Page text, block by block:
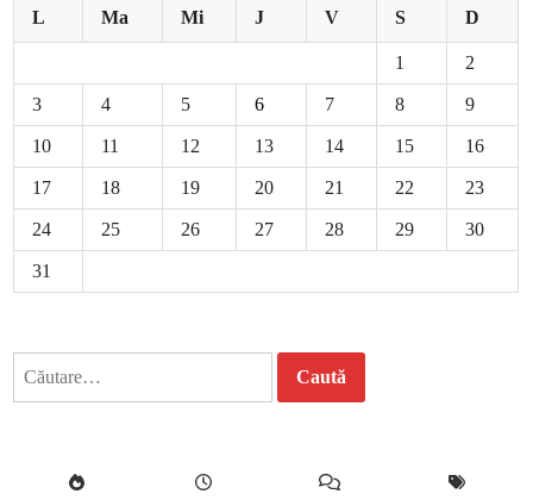
L Ma Mi J V S D
1 2
3 4 5 6 7 8 9
10 11 12 13 14 15 16
17 18 19 20 21 22 23
24 25 26 27 28 29 30
31